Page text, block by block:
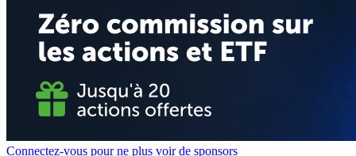
Connectez-vous pour ne plus voir de sponsors